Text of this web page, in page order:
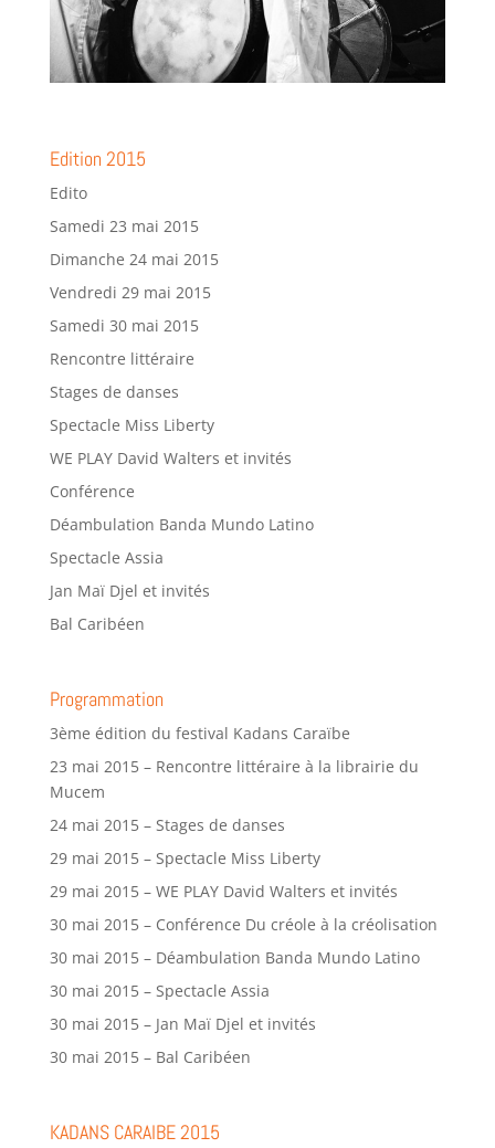
Edition 2015
Edito
Samedi 23 mai 2015
Dimanche 24 mai 2015
Vendredi 29 mai 2015
Samedi 30 mai 2015
Rencontre littéraire
Stages de danses
Spectacle Miss Liberty
WE PLAY David Walters et invités
Conférence
Déambulation Banda Mundo Latino
Spectacle Assia
Jan Maï Djel et invités
Bal Caribéen
Programmation
3ème édition du festival Kadans Caraïbe
23 mai 2015 – Rencontre littéraire à la librairie du
Mucem
24 mai 2015 – Stages de danses
29 mai 2015 – Spectacle Miss Liberty
29 mai 2015 – WE PLAY David Walters et invités
30 mai 2015 – Conférence Du créole à la créolisation
30 mai 2015 – Déambulation Banda Mundo Latino
30 mai 2015 – Spectacle Assia
30 mai 2015 – Jan Maï Djel et invités
30 mai 2015 – Bal Caribéen
KADANS CARAIBE 2015